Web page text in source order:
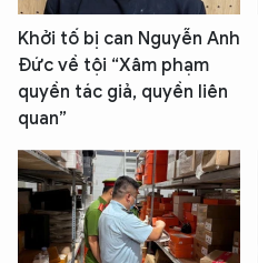
Khởi tố bị can Nguyễn Anh
Đức về tội “Xâm phạm
quyền tác giả, quyền liên
quan”